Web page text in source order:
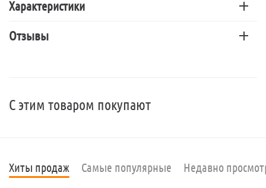
Характеристики
Отзывы
С этим товаром покупают
Хиты продаж Самые популярные Недавно